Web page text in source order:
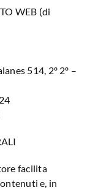
WEB (di
514, 2º 2º –
facilita
e, in